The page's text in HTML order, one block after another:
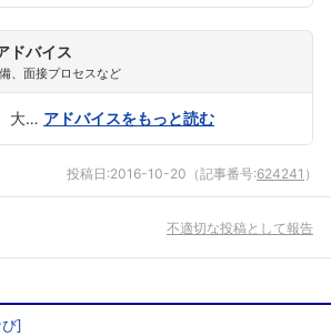
ドバイス
、面接プロセスなど
大… アドバイスをもっと読む
投稿日:2016-10-20 （記事番号:624241 ）
不適切な投稿として報告
]